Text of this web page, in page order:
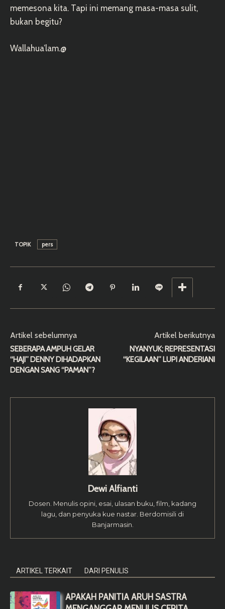
memesona kita. Tapi ini memang masa-masa sulit,
bukan begitu?
Wallahua’lam.@
TOPIK pers
Artikel sebelumnya
SEBERAPA AMPUH GELAR
“HAJI” DENNY DIHADAPKAN
DENGAN SANG “PAMAN”?
Artikel berikutnya
NYANYUK; REPRESENTASI
“KEGILAAN” LUPI ANDERIANI
Dewi Alfianti
Dosen. Menulis opini, esai, ulasan buku, film, kadang
lagu, dan penyuka kue nastar. Berdomisili di
Banjarmasin.
ARTIKEL TERKAIT DARI PENULIS
APAKAH PANITIA ARUH SASTRA